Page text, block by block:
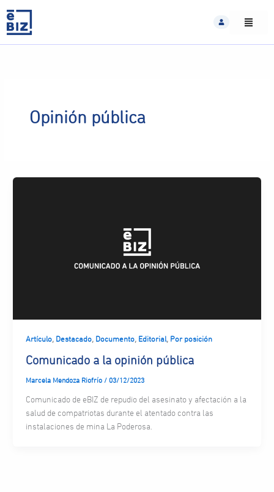
content
Opinión pública
Artículo, Destacado, Documento, Editorial, Por posición
Comunicado a la opinión pública
Marcela Mendoza Riofrío / 03/12/2023
Comunicado de eBIZ de repudio del asesinato y afectación a la
salud de compatriotas durante el atentado contra las
instalaciones de mina La Poderosa.